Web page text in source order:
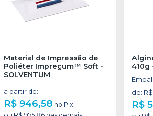
Material de Impressão de
Poliéter Impregum™ Soft -
SOLVENTUM
a partir de:
R$ 946,58 no Pix
410g
de:
R$